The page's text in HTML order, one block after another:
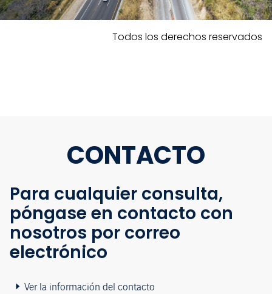
Todos los derechos reservados
CONTACTO
Para cualquier consulta,
póngase en contacto con
nosotros por correo
electrónico
Ver la información del contacto